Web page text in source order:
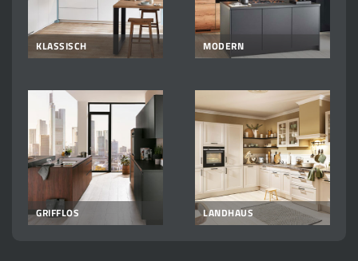
KLASSISCH MODERN
GRIFFLOS LANDHAUS